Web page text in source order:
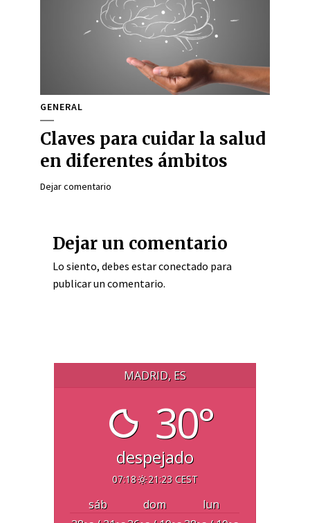
GENERAL
Claves para cuidar la salud
en diferentes ámbitos
Dejar comentario
Dejar un comentario
Lo siento, debes estarconectado para
publicar un comentario.
MADRID, ES
30°
despejado
07:18 21:23 CEST
sáb dom
lun